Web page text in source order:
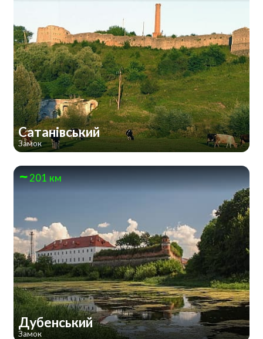
Сатанівський
Замок
201 км
Дубенський
Замок